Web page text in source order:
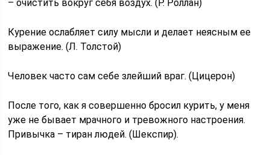
– очистить вокруг себя воздух. (Р. Роллан)
Курение ослабляет силу мысли и делает неясным ее
выражение. (Л. Толстой)
Человек часто сам себе злейший враг. (Цицерон)
После того, как я совершенно бросил курить, у меня
уже не бывает мрачного и тревожного настроения.
Привычка – тиран людей. (Шекспир).